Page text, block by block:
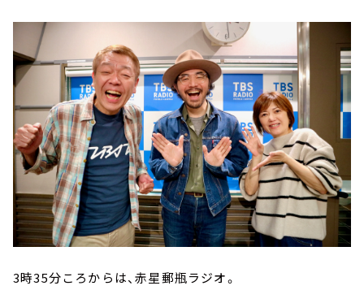
3時35分ころからは、赤星郵瓶ラジオ。